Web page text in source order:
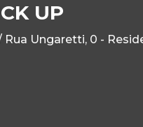
UP
Rua Ungaretti, 0 -